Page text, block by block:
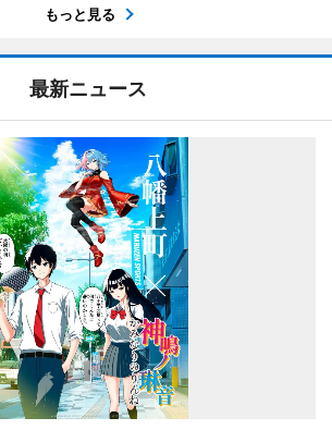
もっと見る
最新ニュース